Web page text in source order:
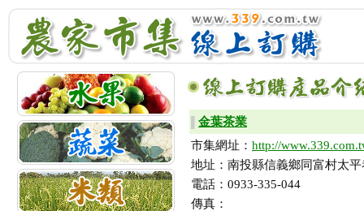
金葉茶業
市集網址： http://
地址：南投縣信義鄉同富村太平
電話：0933-335-044
傳真：